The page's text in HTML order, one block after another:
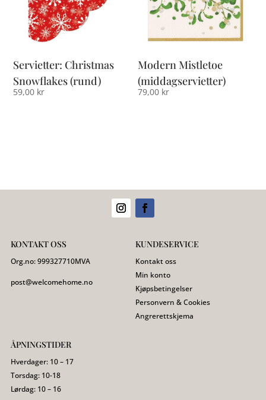
Servietter: Christmas
Snowflakes (rund)
59,00 kr
Modern Mistletoe
(middagservietter)
79,00 kr
KONTAKT OSS
Org.no:999327710MVA
post@welcomehome.no
KUNDESERVICE
Kontakt oss
Min konto
Kjøpsbetingelser
Personvern & Cookies
Angrerettskjema
ÅPNINGSTIDER
Hverdager: 10 – 17
Torsdag: 10-18
Lørdag: 10 – 16